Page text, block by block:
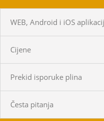
WEB, Android i iOS
Cijene
Prekid isporuke plina
Česta pitanja